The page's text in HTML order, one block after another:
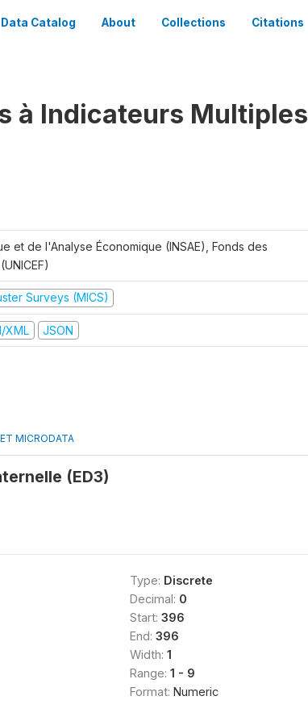
Data Catalog About Collections Citations
à Indicateurs Multiples
et de l'Analyse Économique (INSAE), Fonds des
Surveys (MICS)
XML JSON
MICRODATA
(ED3)
Type: Discrete
Decimal: 0
Start: 396
End: 396
Width: 1
Range: 1 - 9
Format: Numeric